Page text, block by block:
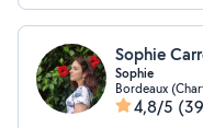
Sophie
Sophie
Bordeaux
4,8/5